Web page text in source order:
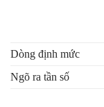
Dòng định mức
Ngõ ra tần số